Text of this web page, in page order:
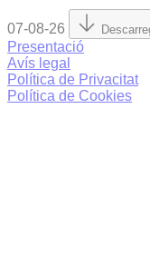
07-08-26
Presentació
Avís legal
Política de Privacitat
Política de Cookies